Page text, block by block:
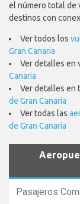
el número total de
destinos con
Ver todos los
Gran Canaria
Ver detalles en
Canaria
Ver detalles en
de Gran Canaria
Ver todas las
de Gran Canaria
Pasajeros